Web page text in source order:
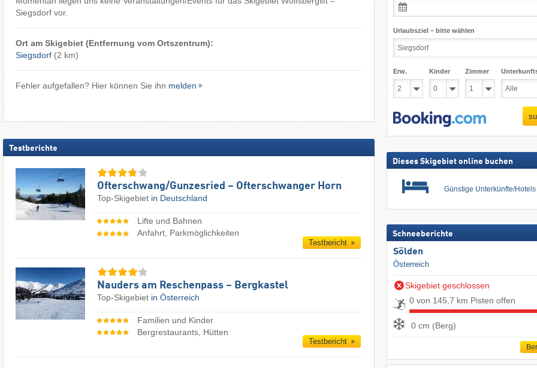
Siegsdorf vor.
Ort am Skigebiet (Entfernung vom Ortszentrum):
Siegsdorf(2 km)
Fehler aufgefallen? Hier können Sie ihn melden
Testberichte
Ofterschwang/​Gunzesried – Ofterschwanger Horn
Top-Skigebiet in Deutschland
Lifte und Bahnen
Anfahrt, Parkmöglichkeiten
Testbericht
Nauders am Reschenpass – Bergkastel
Top-Skigebiet in Österreich
Familien und Kinder
Bergrestaurants, Hütten
Testbericht
Urlaubsziel – bitte wählen
Erw. Kinder Zimmer
Dieses Skigebiet online buchen
Günstige Unterkünfte/Hotels
Schneeberichte
Sölden
Österreich
Skigebiet geschlossen
0 von 145,7 km Pisten offen
0 cm (Berg)